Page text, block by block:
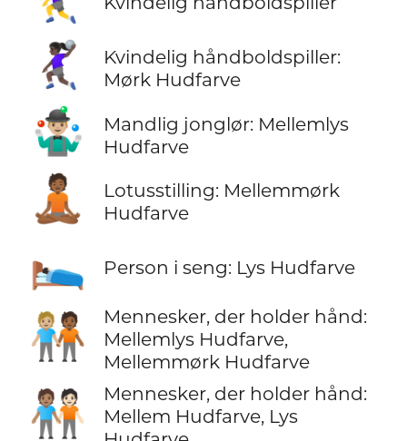
🤾🏿‍♀️
Kvindelig håndboldspiller:
Mørk Hudfarve
🤹🏼‍♂️
Mandlig jonglør: Mellemlys
Hudfarve
🧘🏾
Lotusstilling: Mellemmørk
Hudfarve
🛌🏻 Person i seng: Lys Hudfarve
🧑🏼‍🤝‍🧑🏾
Mennesker, der holder hånd:
Mellemlys Hudfarve,
Mellemmørk Hudfarve
🧑🏽‍🤝‍🧑🏻
Mennesker, der holder hånd:
Mellem Hudfarve, Lys